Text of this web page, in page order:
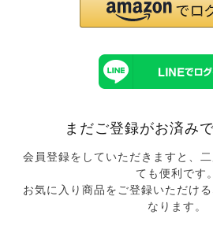
まだご登録がお済み
会員登録をしていただきますと、
ても便利です。
お気に入り商品をご登録いただけ
なります。